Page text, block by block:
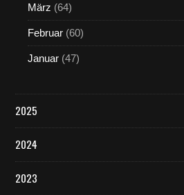
Drei Generationen eröffnen mit
März (64)
Februar (60)
Januar (47)
2025
2024
2023